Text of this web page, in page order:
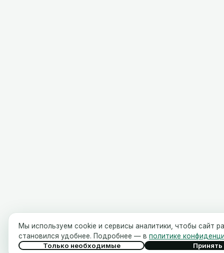
Мы используем cookie и сервисы аналитики, чтобы сайт
становился удобнее. Подробнее — в политике
Только необходимые
Принять